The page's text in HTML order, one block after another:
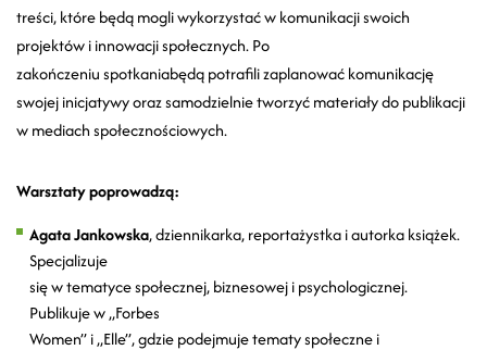
treści, które będą mogli wykorzystać w komunikacji swoich
projektów i innowacji społecznych. Po
zakończeniu spotkaniabędą potrafili zaplanować komunikację
swojej inicjatywy oraz samodzielnie tworzyć materiały do publikacji
w mediach społecznościowych.
Warsztaty poprowadzą:
Agata Jankowska, dziennikarka, reportażystka i autorka książek.
Specjalizuje
się w tematyce społecznej, biznesowej i psychologicznej.
Publikuje w „Forbes
Women” i „Elle”, gdzie podejmuje tematy społeczne i